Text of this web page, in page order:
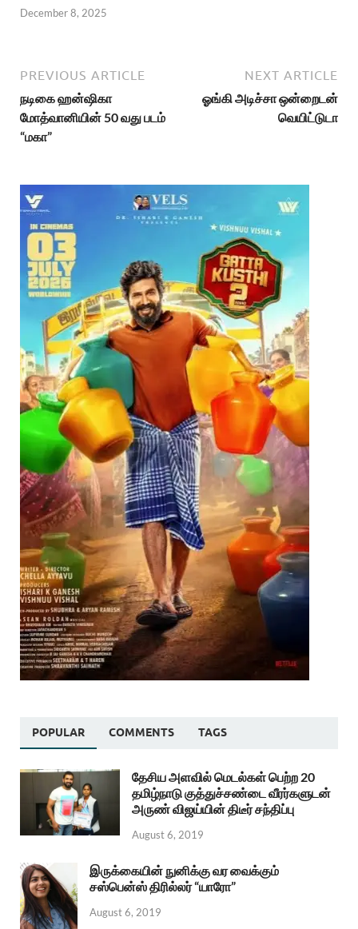
December 8, 2025
PREVIOUS ARTICLE
நடிகை ஹன்ஷிகா
மோத்வானியின் 50 வது படம்
“மகா”
NEXT ARTICLE
ஓங்கி அடிச்சா ஒன்றைடன்
வெயிட்டுடா
POPULAR COMMENTS TAGS
தேசிய அளவில் மெடல்கள் பெற்ற 20
தமிழ்நாடு குத்துச்சண்டை வீரர்களுடன்
அருண் விஜய்யின் திடீர் சந்திப்பு
August 6, 2019
இருக்கையின் நுனிக்கு வர வைக்கும்
சஸ்பென்ஸ் திரில்லர் “யாரோ”
August 6, 2019